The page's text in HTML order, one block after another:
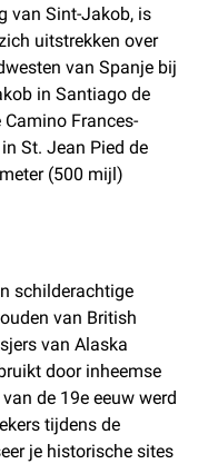
van Sint-Jakob, is
uitstrekken over
van Spanje bij
in Santiago de
Frances-
St. Jean Pied de
(500 mijl)
schilderachtige
van British
van Alaska
door inheemse
de 19e eeuw werd
tijdens de
je historische sites